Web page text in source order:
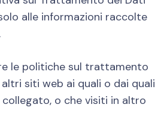
alle informazioni raccolte
le politiche sul trattamento
siti web ai quali o dai quali
o che visiti in altro